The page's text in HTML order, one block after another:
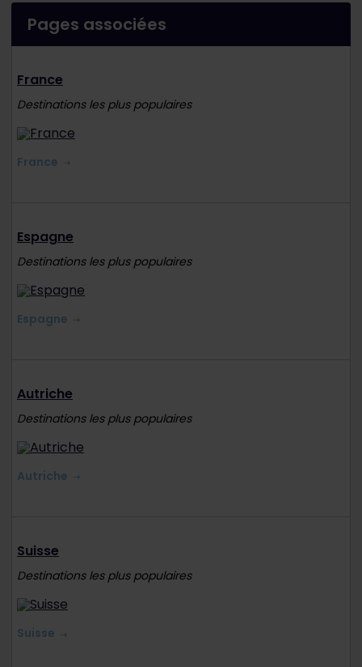
Pages associées
France
Destinations les plus populaires
France
Espagne
Destinations les plus populaires
Espagne
Autriche
Destinations les plus populaires
Autriche
Suisse
Destinations les plus populaires
Suisse